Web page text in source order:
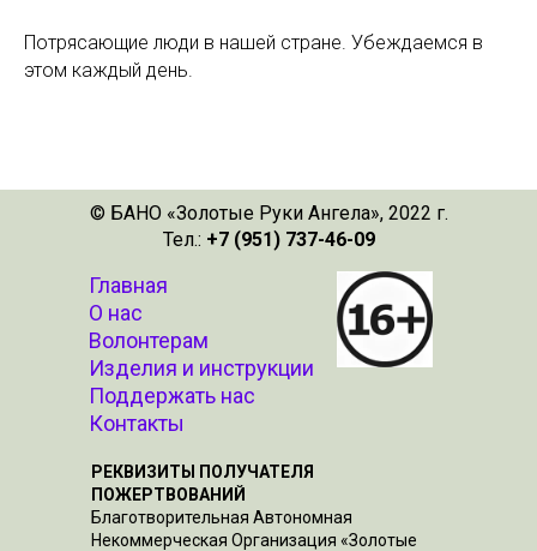
Потрясающие люди в нашей стране. Убеждаемся в
этом каждый день.
© БАНО «Золотые Руки Ангела», 2022 г.
Тел.: +7 (951) 737-46-09
РЕКВИЗИТЫ ПОЛУЧАТЕЛЯ
ПОЖЕРТВОВАНИЙ
Благотворительная Автономная
Некоммерческая Организация «Золотые
Главная
О нас
Волонтерам
Изделия и инструкции
Поддержать нас
Контакты